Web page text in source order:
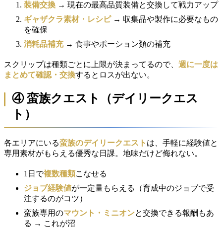
装備交換 → 現在の最高品質装備と交換して戦力アップ
ギャザクラ素材・レシピ→ 収集品や製作に必要なもの
を確保
消耗品補充→ 食事やポーション類の補充
スクリップは種類ごとに上限が決まってるので、 週に一度は
まとめて確認・交換するとロスが出ない。
④ 蛮族クエスト（デイリークエス
ト）
各エリアにいる蛮族のデイリークエスト は、手軽に経験値と
専用素材がもらえる優秀な日課。地味だけど侮れない。
1日で複数種類こなせる
ジョブ経験値が一定量もらえる（育成中のジョブで受
注するのがコツ）
蛮族専用のマウント・ミニオンと交換できる報酬もあ
る → これが沼